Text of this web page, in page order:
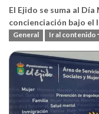
El Ejido se suma al
concienciación bajo el
General Ir al contenido